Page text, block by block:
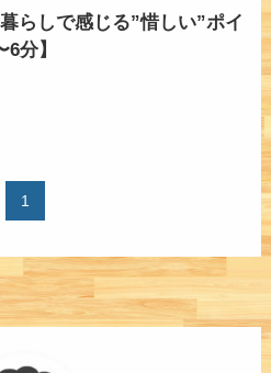
らしで感じる”惜しい”ポイ
分】
1